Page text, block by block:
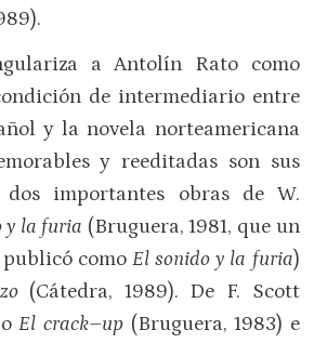
a Antolín Rato como
de intermediario entre
y la novela norteamericana
y reeditadas son sus
dos importantes obras de W.
y la furia (Bruguera, 1981, que un
publicó comoEl sonido y la furia)
(Cátedra, 1989). De F. Scott
El crack–up (Bruguera, 1983) e